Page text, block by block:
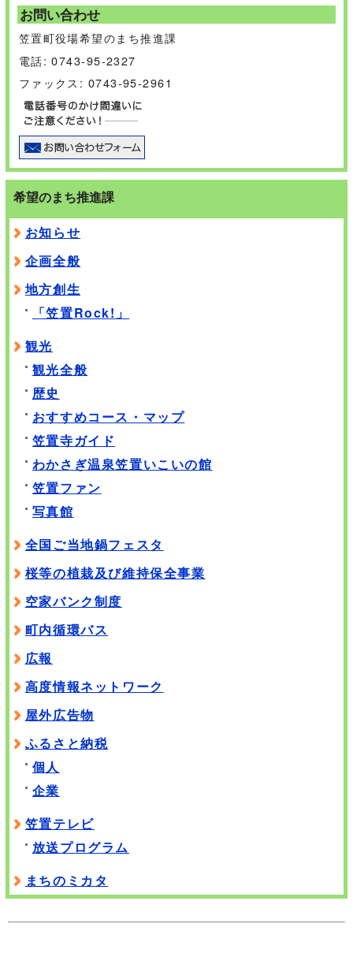
お問い合わせ
笠置町役場希望のまち推進課
電話: 0743-95-2327
ファックス: 0743-95-2961
希望のまち推進課
お知らせ
企画全般
地方創生
「笠置Rock!」
観光
観光全般
歴史
おすすめコース・マップ
笠置寺ガイド
わかさぎ温泉笠置いこいの館
笠置ファン
写真館
全国ご当地鍋フェスタ
桜等の植栽及び維持保全事業
空家バンク制度
町内循環バス
広報
高度情報ネットワーク
屋外広告物
ふるさと納税
個人
企業
笠置テレビ
放送プログラム
まちのミカタ